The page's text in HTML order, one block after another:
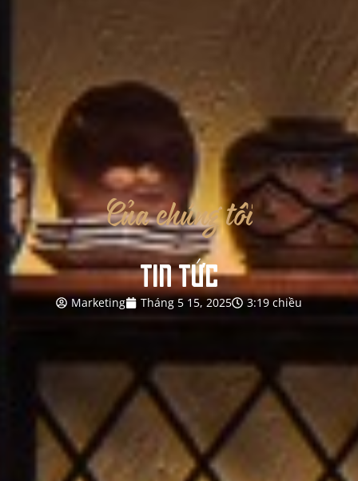
Của chúng tôi
TIN TỨC
Marketing Tháng 5 15, 2025 3:19 chiều